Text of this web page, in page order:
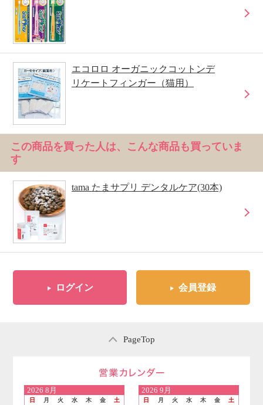
エコロロ オーガニックコットンデ
リケートフィンガー（猫用）
この商品を買った人は、こんな商品も買っていま
す
tama たまサプリ デンタルケア(30本)
ログイン 会員登録
PageTop
2026 8月
日 月 火 水 木 金
土
2026 9月
日 月 火 水 木 金
土